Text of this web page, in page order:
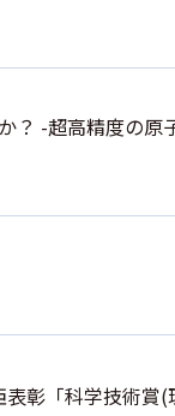
？ -超高精度の原
彰「科学技術賞